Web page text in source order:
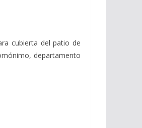
cubierta del patio de
departamento